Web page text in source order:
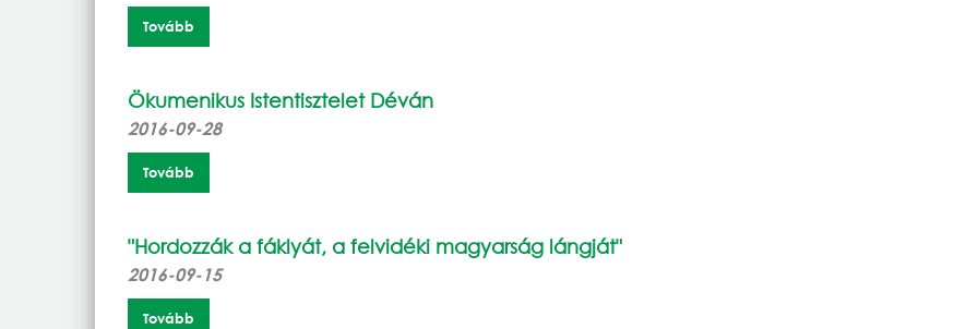
Tovább
Ökumenikus Istentisztelet Déván
2016-09-28
Tovább
"Hordozzák a fáklyát, a felvidéki magyarság lángját"
2016-09-15
Tovább